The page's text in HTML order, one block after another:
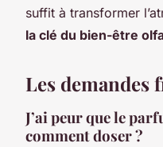
suffit à transformer
la clé du bien-être
Les demandes
J’ai peur que le
comment doser ?